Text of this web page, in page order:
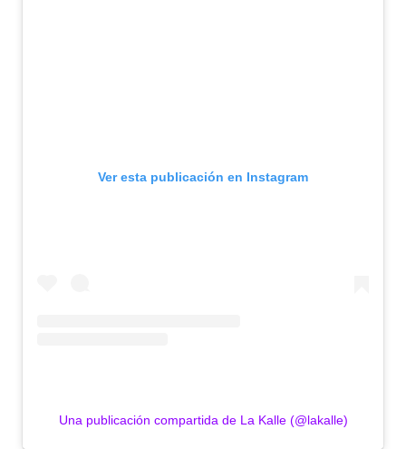
Ver esta publicación en Instagram
Una publicación compartida de La Kalle (@lakalle)